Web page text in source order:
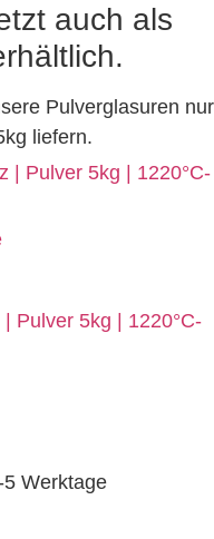
auch als
Pulverglasuren nur
liefern.
Pulver 5kg | 1220°C-
5 Werktage